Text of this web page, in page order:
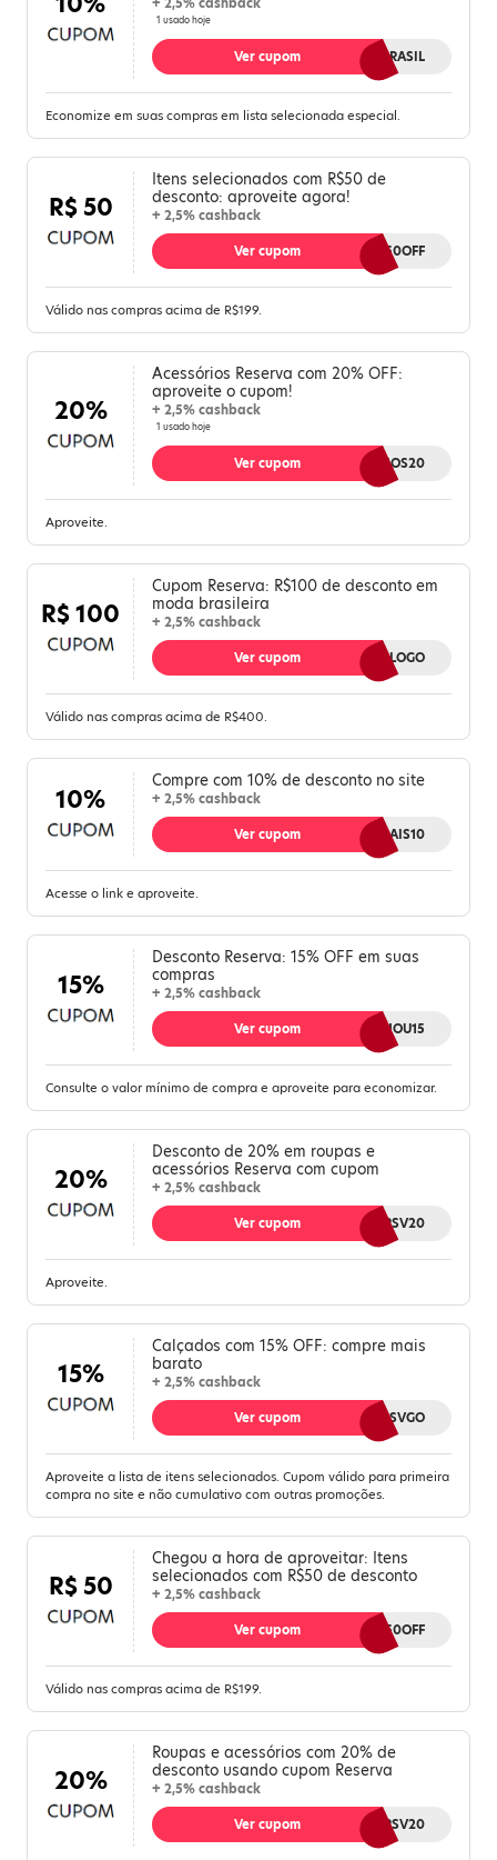
1 usado hoje
GOLDOBRASIL
Ver cupom
Economize em suas compras em lista selecionada especial.
R$ 50
Itens selecionados com R$50 de
desconto: aproveite agora!
+ 2,5% cashback
RSV50OFF
Ver cupom
Válido nas compras acima de R$199.
20%
Acessórios Reserva com 20% OFF:
aproveite o cupom!
+ 2,5% cashback
1 usado hoje
ACESSORIOS20
Ver cupom
Aproveite.
R$ 100
Cupom Reserva: R$100 de desconto em
moda brasileira
+ 2,5% cashback
VOLTALOGO
Ver cupom
Válido nas compras acima de R$400.
10%
Compre com 10% de desconto no site
+ 2,5% cashback
RVMAIS10
Ver cupom
Acesse o link e aproveite.
15%
Desconto Reserva: 15% OFF em suas
compras
+ 2,5% cashback
GANHOU15
Ver cupom
Consulte o valor mínimo de compra e aproveite para economizar.
20%
Desconto de 20% em roupas e
acessórios Reserva com cupom
+ 2,5% cashback
BESTRSV20
Ver cupom
Aproveite.
15%
Calçados com 15% OFF: compre mais
barato
+ 2,5% cashback
RSVGO
Ver cupom
Aproveite a lista de itens selecionados. Cupom válido para primeira
compra no site e não cumulativo com outras promoções.
R$ 50
Chegou a hora de aproveitar: Itens
selecionados com R$50 de desconto
+ 2,5% cashback
RSV50OFF
Ver cupom
Válido nas compras acima de R$199.
20%
Roupas e acessórios com 20% de
desconto usando cupom Reserva
+ 2,5% cashback
BESTRSV20
Ver cupom